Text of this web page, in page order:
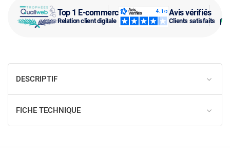
Top 1 E-commerce
Relation client digitale
Avis vérifiés
Clients satisfaits
DESCRIPTIF
FICHE TECHNIQUE